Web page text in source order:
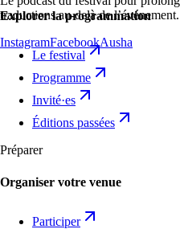
traductions au-delà de l’événement.
InstagramFacebookAusha
Explorer la programmation
Le festival
Programme
Invité·es
Éditions passées
Préparer
Organiser votre venue
Participer